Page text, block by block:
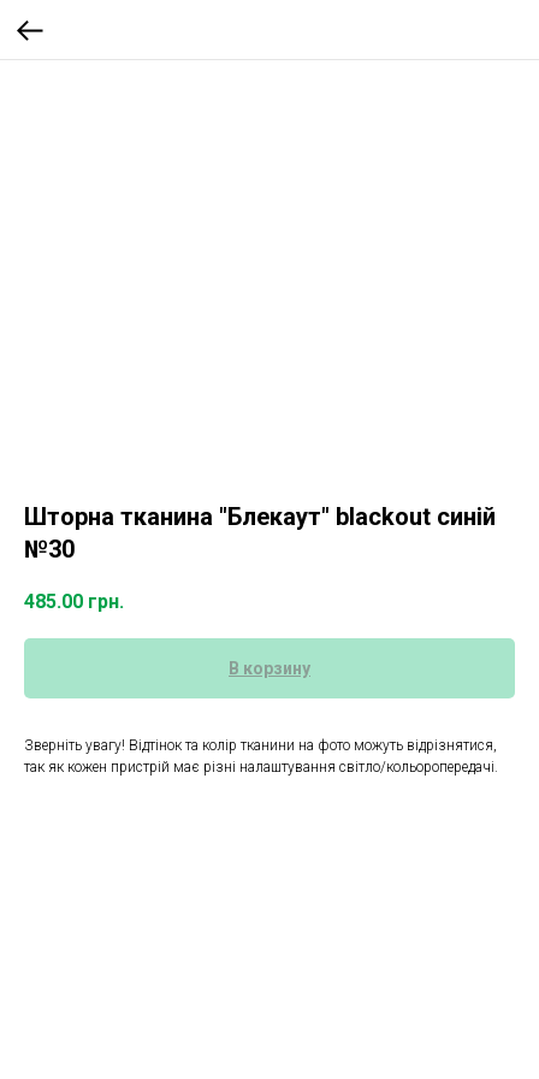
Шторна тканина "Блекаут" blackout синій
№30
485.00 грн.
В корзину
Зверніть увагу! Відтінок та колір тканини на фото можуть відрізнятися,
так як кожен пристрій має різні налаштування світло/кольоропередачі.